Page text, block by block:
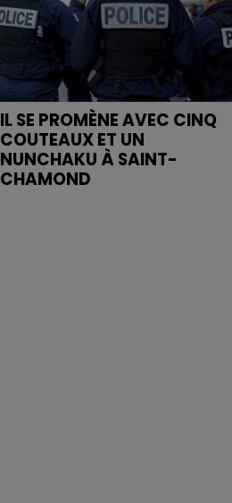
IL SE PROMÈNE AVEC CINQ
COUTEAUX ET UN
NUNCHAKU À SAINT-
CHAMOND